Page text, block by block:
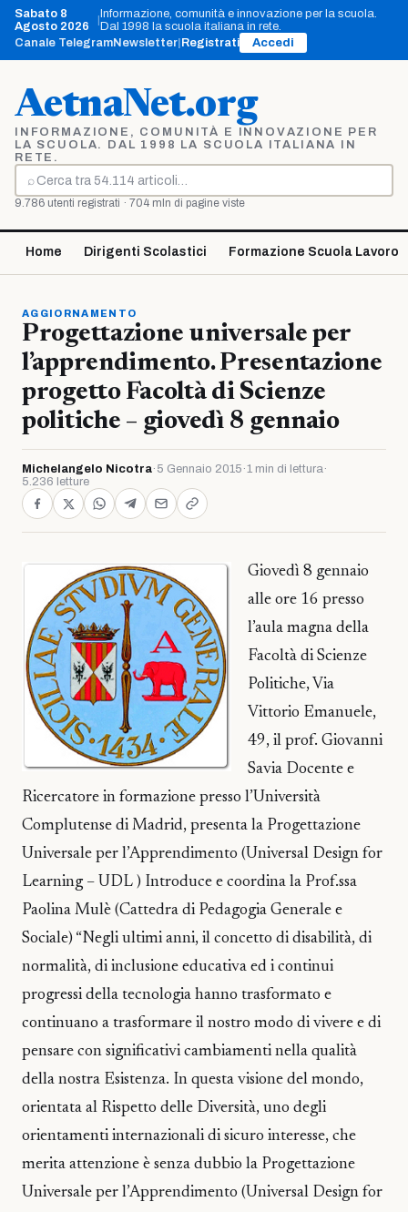
Vai
contenuto
Sabato 8
Agosto 2026
Informazione, comunità e innovazione per la scuola.
Dal 1998 la scuola italiana in rete.
Canale TelegramNewsletter Registrati Accedi
AetnaNet.org
INFORMAZIONE, COMUNITÀ E INNOVAZIONE PER
LA SCUOLA. DAL 1998 LA SCUOLA ITALIANA IN
RETE.
⌕
Cerca
9.786 utenti registrati · 704 mln di pagine viste
Home Dirigenti Scolastici Formazione Scuola Lavoro
AGGIORNAMENTO
Progettazione universale per
l’apprendimento. Presentazione
progetto Facoltà di Scienze
politiche – giovedì 8 gennaio
Michelangelo Nicotra· 5 Gennaio 2015 ·1 min di lettura·
5.236 letture
Giovedì 8 gennaio
alle ore 16 presso
l’aula magna della
Facoltà di Scienze
Politiche, Via
Vittorio Emanuele,
49, il prof. Giovanni
Savia Docente e
Ricercatore in formazione presso l’Università
Complutense di Madrid, presenta la Progettazione
Universale per l’Apprendimento (Universal Design for
Learning – UDL ) Introduce e coordina la Prof.ssa
Paolina Mulè (Cattedra di Pedagogia Generale e
Sociale) “Negli ultimi anni, il concetto di disabilità, di
normalità, di inclusione educativa ed i continui
progressi della tecnologia hanno trasformato e
continuano a trasformare il nostro modo di vivere e di
pensare con significativi cambiamenti nella qualità
della nostra Esistenza. In questa visione del mondo,
orientata al Rispetto delle Diversità, uno degli
orientamenti internazionali di sicuro interesse, che
merita attenzione è senza dubbio la Progettazione
Universale per l’Apprendimento (Universal Design for